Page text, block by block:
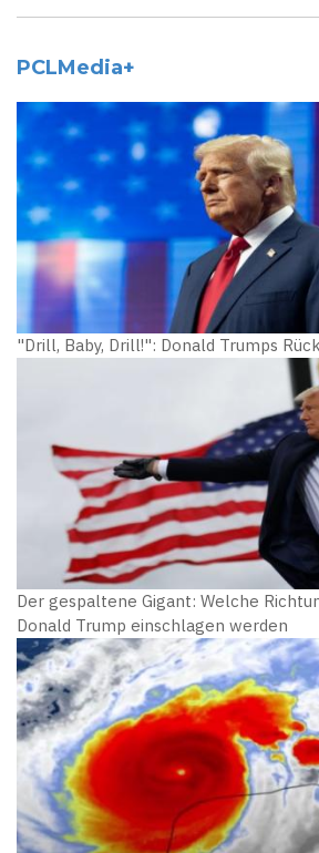
PCLMedia+
"Drill, Baby, Drill!": Donald Trumps
Der gespaltene Gigant: Welche
Donald Trump einschlagen werden